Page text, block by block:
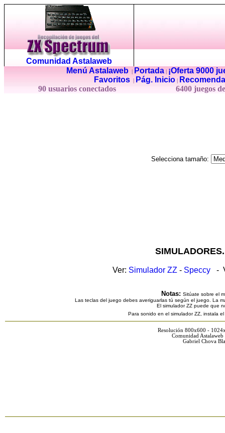
Comunidad Astalaweb
Menú Astalaweb| Portada|
¡Oferta 9000
Favoritos
Pág. Inicio
90 usuarios conectados
6400 juegos
Selecciona tamaño:
Ver: Simulador ZZ - Speccy -
Notas: Sitúate sobre el
Las teclas del juego debes averiguarlas tú según el juego. La
El simulador ZZ puede que
Para sonido en el simulador ZZ, instala
Resolución 800x600 -
Comunidad
Gabriel Chova